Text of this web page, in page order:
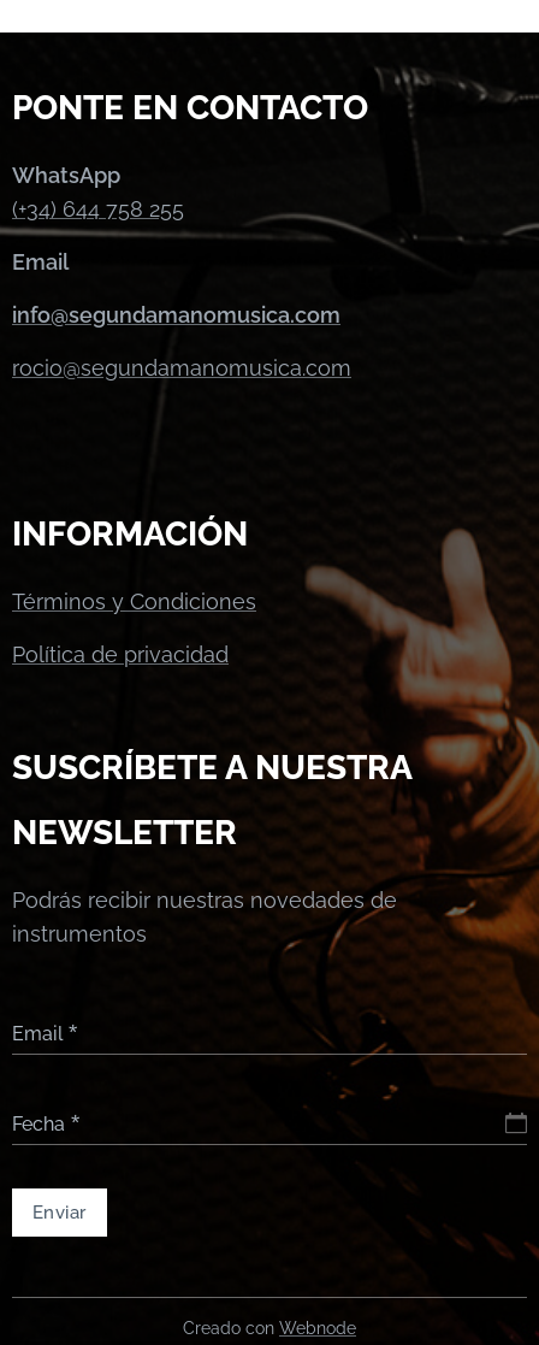
PONTE EN CONTACTO
WhatsApp
(+34) 644 758 255
Email
info@segundamanomusica.com
rocio@segundamanomusica.com
INFORMACIÓN
Términos y Condiciones
Política de privacidad
SUSCRÍBETE A NUESTRA
NEWSLETTER
Podrás recibir nuestras novedades de
instrumentos
Email
Fecha
Enviar
Creado con Webnode